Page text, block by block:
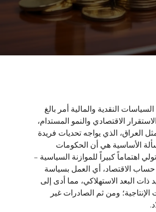
النقدية والمالية أمر بالغ
الاقتصادي والنمو المستدام،
العراق، الذي يواجه تحديات فريدة
الأساسية هي أن الحكومات
اهتماماً كبيراً للموازنة السياسية –
حساب الاقتصاد، أي العمل بسياسة
ذات البعد الاستهلاكي، مما أدى إلى
ومن ثم الصادرات غير